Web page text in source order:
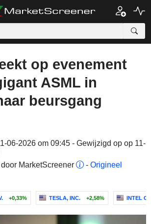
op evenement
ASML in
beursgang
06-2026 om 09:45 - Gewijzigd op op 11-
MarketScreener
- Origineel
+0,33% TESLA, INC. +2,58% INTEL